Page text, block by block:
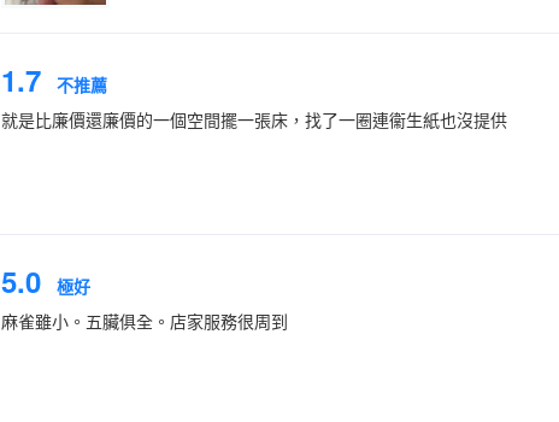
1.7 不推薦
就是比廉價還廉價的一個空間擺一張床，找了一圈連衞生紙也沒提供
5.0 極好
麻雀雖小。五臟俱全。店家服務很周到